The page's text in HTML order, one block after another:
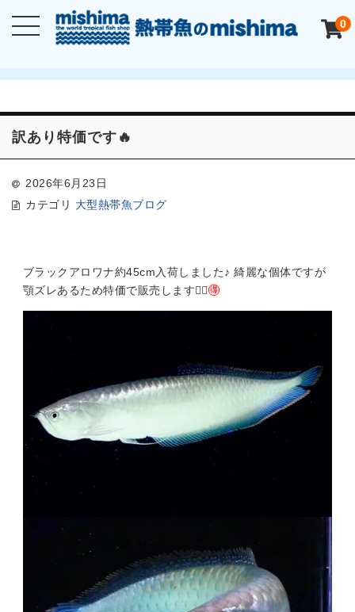
0
訳あり特価です🔥
2026年6月23日
カテゴリ 大型熱帯魚ブログ
ブラックアロワナ約45cm入荷しました♪ 綺麗な個体ですが
顎ズレあるため特価で販売します🙆‍♂️🉐